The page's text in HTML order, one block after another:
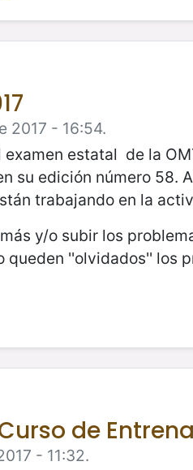
2017 - 16:54.
estatal de la
su edición número 58.
trabajando en la
y/o subir los
queden ''olvidados'' los
de
- 11:32.